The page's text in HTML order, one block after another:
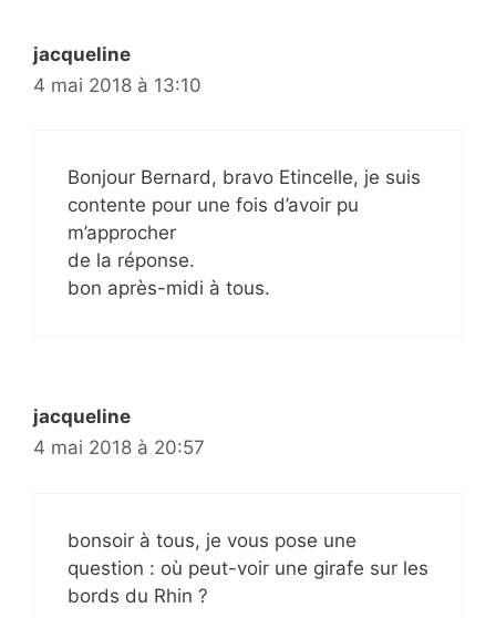
jacqueline
4 mai 2018 à 13:10
Bonjour Bernard, bravo Etincelle, je suis
contente pour une fois d’avoir pu
m’approcher
de la réponse.
bon après-midi à tous.
jacqueline
4 mai 2018 à 20:57
bonsoir à tous, je vous pose une
question : où peut-voir une girafe sur les
bords du Rhin ?